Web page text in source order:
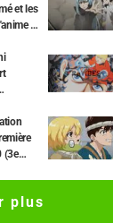
et les
«
(3e
plus